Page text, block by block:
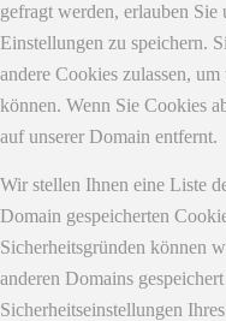
gefragt werden, erlauben
Einstellungen zu speichern.
andere Cookies zulassen,
können. Wenn Sie Cookies
auf unserer Domain entfernt.
Wir stellen Ihnen eine Liste
Domain gespeicherten
Sicherheitsgründen können
anderen Domains
Sicherheitseinstellungen